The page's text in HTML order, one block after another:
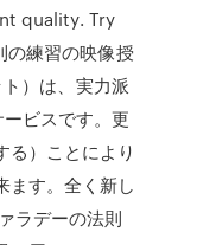
quality. Try
の練習の映像授
）は、実力派
ビスです。更
る）ことにより
ます。全く新し
ラデーの法則